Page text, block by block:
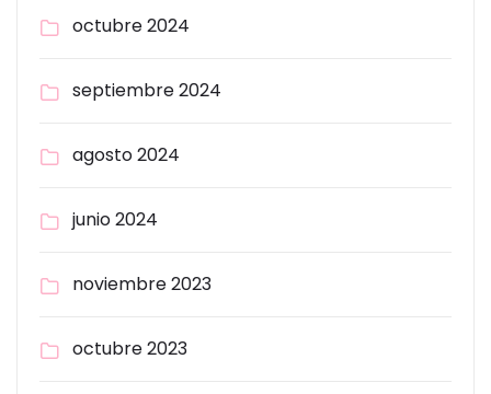
octubre 2024
septiembre 2024
agosto 2024
junio 2024
noviembre 2023
octubre 2023